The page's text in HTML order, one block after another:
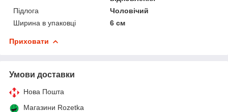
Підлога
Чоловічий
Ширина в упаковці
6 см
Приховати
Умови доставки
Нова Пошта
Магазини Rozetka